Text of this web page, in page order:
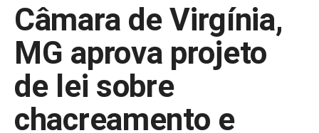
Câmara de Virgínia,
MG aprova projeto
de lei sobre
chacreamento e